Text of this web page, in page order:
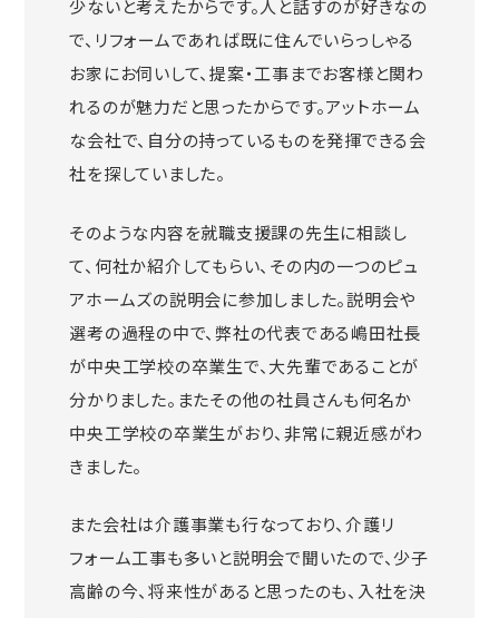
少ないと考えたからです。人と話すのが好きなの
で、リフォームであれば既に住んでいらっしゃる
お家にお伺いして、提案・工事までお客様と関わ
れるのが魅力だと思ったからです。アットホーム
な会社で、自分の持っているものを発揮できる会
社を探していました。
そのような内容を就職支援課の先生に相談し
て、何社か紹介してもらい、その内の一つのピュ
アホームズの説明会に参加しました。説明会や
選考の過程の中で、弊社の代表である嶋田社長
が中央工学校の卒業生で、大先輩であることが
分かりました。またその他の社員さんも何名か
中央工学校の卒業生がおり、非常に親近感がわ
きました。
また会社は介護事業も行なっており、介護リ
フォーム工事も多いと説明会で聞いたので、少子
高齢の今、将来性があると思ったのも、入社を決